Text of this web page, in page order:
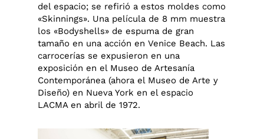
del espacio; se refirió a estos moldes como
«Skinnings». Una película de 8 mm muestra
los «Bodyshells» de espuma de gran
tamaño en una acción en Venice Beach. Las
carrocerías se expusieron en una
exposición en el Museo de Artesanía
Contemporánea (ahora el Museo de Arte y
Diseño) en Nueva York en el espacio
LACMA en abril de 1972.